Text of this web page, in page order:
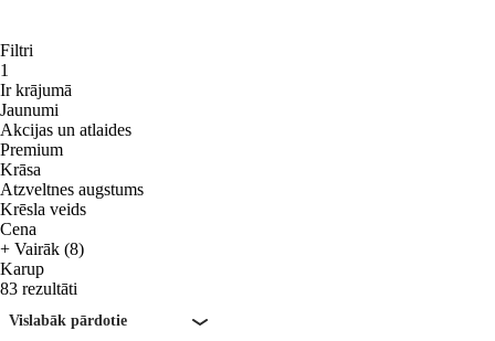
Filtri
1
Ir krājumā
Jaunumi
Akcijas un atlaides
Premium
Krāsa
Atzveltnes augstums
Krēsla veids
Cena
+ Vairāk (8)
Karup
83 rezultāti
Vislabāk pārdotie